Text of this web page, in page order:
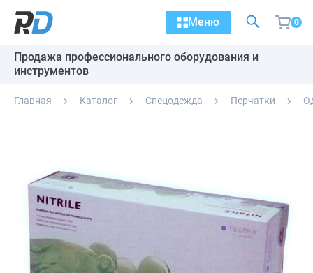
Меню 0
Продажа профессионального оборудования и
инструментов
Главная Каталог Спецодежда Перчатки